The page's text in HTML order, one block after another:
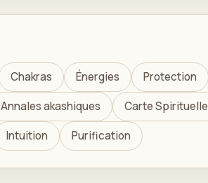
Chakras Énergies Protection
Annales akashiques Carte Spirituelle
Intuition Purification